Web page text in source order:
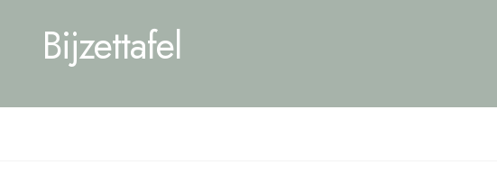
Bijzettafel